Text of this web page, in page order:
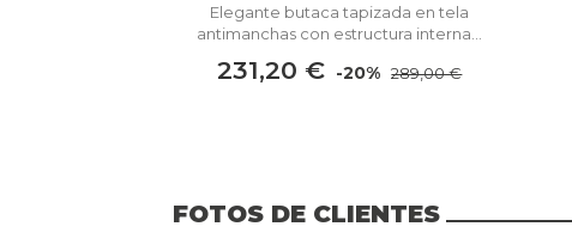
Elegante butaca tapizada en tela
antimanchas con estructura interna...
231,20 € -20% 289,00 €
FOTOS DE CLIENTES